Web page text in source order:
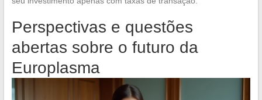
Perspectivas e questões
abertas sobre o futuro da
Europlasma